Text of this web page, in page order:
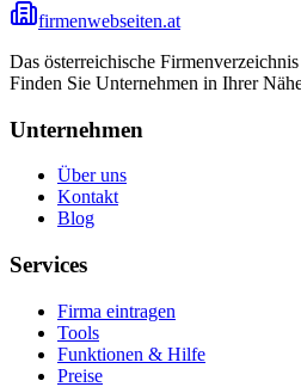
firmenwebseiten.at
Das österreichische
Finden Sie Unternehmen in Ihrer
Unternehmen
Über uns
Kontakt
Blog
Services
Firma eintragen
Tools
Funktionen & Hilfe
Preise